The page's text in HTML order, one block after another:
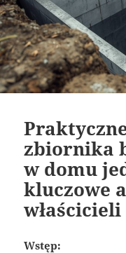
zbiornika
w domu
kluczowe
Wstęp: